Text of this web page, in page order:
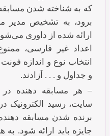
که به شناخته شدن
برود، به تشخیص
ارائه شده از داوری
اعداد غیر فارسی،
انتخاب نوع و اندازه
و جداول و . . . آزادند.
– هر مسابقه دهنده در
سایت، رسید الکترونیک
برنده شدن مسابقه
جایزه باید ارائه شود.